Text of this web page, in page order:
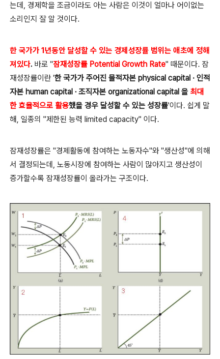
는데, 경제학을 조금이라도 아는 사람은 이것이 얼마나 어이없는
소리인지 잘 알 것이다.
한 국가가 1년동안 달성할 수 있는 경제성장률 범위는 애초에 정해
져있다. 바로 "잠재성장률 Potential Growth Rate" 때문이다. 잠
재성장률이란 '한 국가가 주어진 물적자본 physical capital · 인적
자본 human capital · 조직자본 organizational capital 을 최대
한 효율적으로 활용했을 경우 달성할 수 있는 성장률'이다. 쉽게 말
해, 일종의 "제한된 능력 limited capacity" 이다.
잠재성장률은 "경제활동에 참여하는 노동자수"와 "생산성"에 의해
서 결정되는데, 노동시장에 참여하는 사람이 많아지고 생산성이
증가할수록 잠재성장률이 올라가는 구조이다.